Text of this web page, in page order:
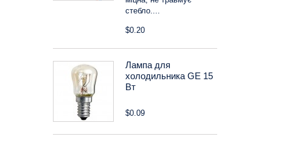
стебло....
$0.20
Лампа для
холодильника GE 15
Вт
$0.09